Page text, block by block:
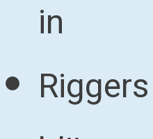
in